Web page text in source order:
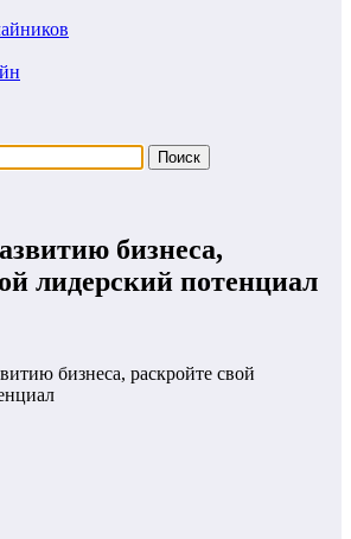
бизнеса,
лидерский потенциал
бизнеса, раскройте свой